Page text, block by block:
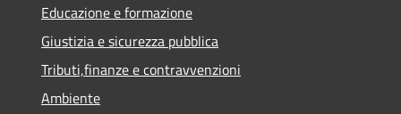
Educazione e formazione
Giustizia e sicurezza pubblica
Tributi,finanze e contravvenzioni
Ambiente